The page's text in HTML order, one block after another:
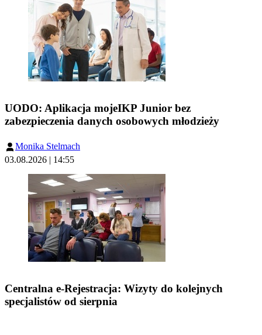
UODO: Aplikacja mojeIKP Junior bez
zabezpieczenia danych osobowych młodzieży
Monika Stelmach
03.08.2026 | 14:55
Centralna e-Rejestracja: Wizyty do kolejnych
specjalistów od sierpnia